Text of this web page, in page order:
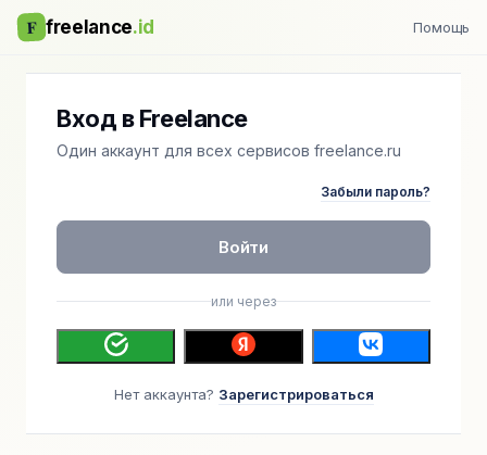
F freelance.id Помощь
Вход в Freelance
Один аккаунт для всех сервисов freelance.ru
Забыли пароль?
Войти
или через
Нет аккаунта? Зарегистрироваться